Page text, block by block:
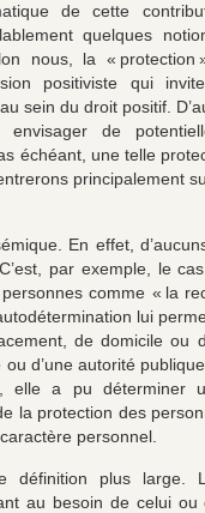
de cette
quelques
nous, la « protection
positiviste qui
sein du droit positif.
de
échéant, une telle
principalement
En effet,
par exemple, le
comme « la
lui
de domicile ou
d’une autorité
elle a pu déterminer
la protection des
personnel.
définition plus large.
au besoin de celui ou